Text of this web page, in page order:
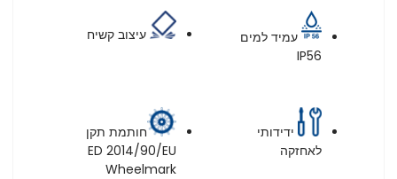
עמיד למים
IP56
עיצוב קשיח
ידידותי
לאחזקה
חותמת תקן
ED 2014/90/EU
Wheelmark